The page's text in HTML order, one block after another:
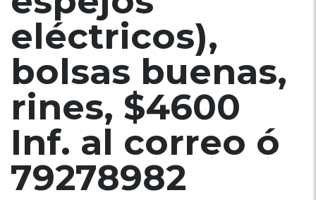
eléctricos),
bolsas buenas,
rines, $4600
Inf. al correo ó
79278982